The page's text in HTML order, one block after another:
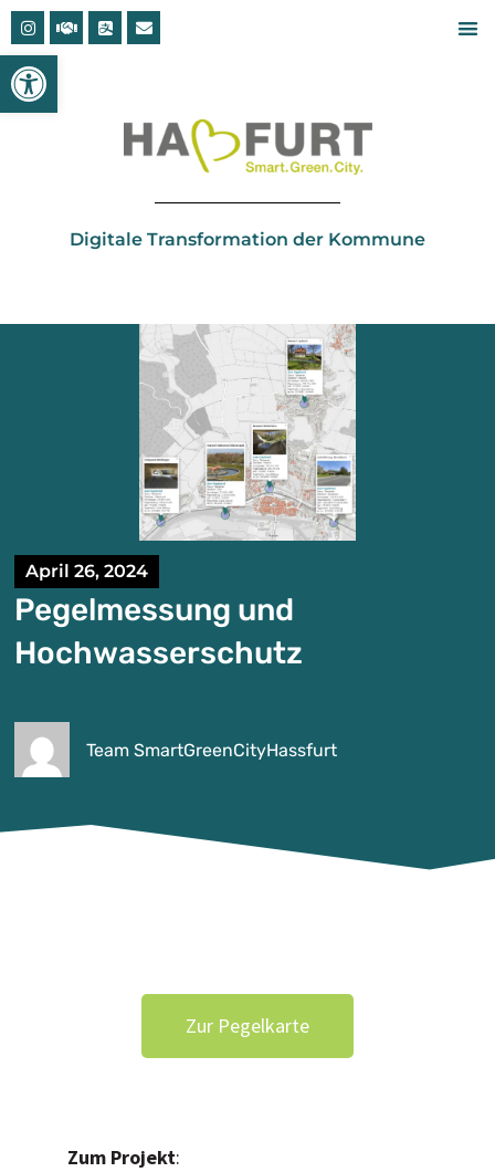
Open toolbar
Digitale Transformation der Kommune
April 26, 2024
Pegelmessung und
Hochwasserschutz
Team SmartGreenCityHassfurt
Zur Pegelkarte
Zum Projekt: